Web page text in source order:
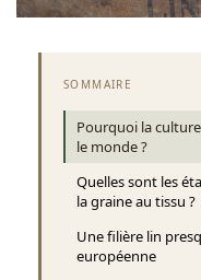
SOMMAIRE
Pourquoi la
le monde ?
Quelles sont les
la graine au tissu ?
Une filière lin
européenne